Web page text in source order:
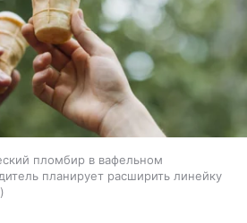
пломбир в вафельном
планирует расширить линейку